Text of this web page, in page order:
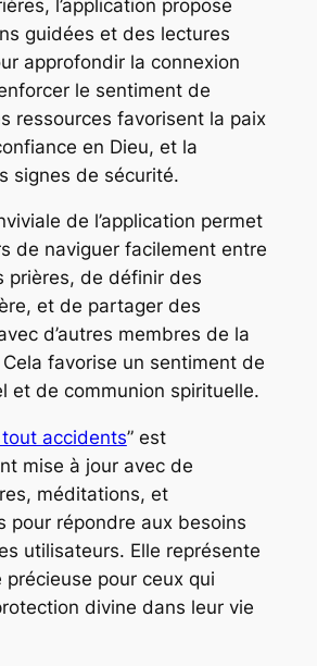
l’application propose
guidées et des lectures
approfondir la connexion
le sentiment de
ressources favorisent la paix
en Dieu, et la
signes de sécurité.
de l’application permet
de naviguer facilement entre
prières, de définir des
et de partager des
d’autres membres de la
favorise un sentiment de
et de communion spirituelle.
accidents” est
mise à jour avec de
méditations, et
pour répondre aux besoins
utilisateurs. Elle représente
précieuse pour ceux qui
divine dans leur vie